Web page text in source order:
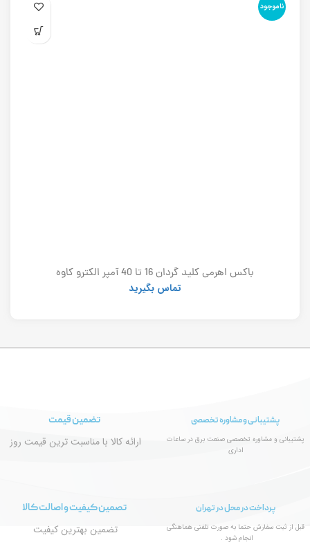
ناموجود
باکس اهرمی کلید گردان 16 تا 40 آمپر الکترو کاوه
تماس بگیرید
پشتیبانی و مشاوره تخصصی
پشتیبانی و مشاوره تخصصی صنعت برق در ساعات
اداری
تضمین قیمت
ارائه کالا با مناسبت ترین قیمت روز
پرداخت در محل در تهران
قبل از ثبت سفارش حتما به صورت تلفنی هماهنگی
انجام شود .
تصمین کیفیت و اصالت کالا
تضمین بهترین کیفیت